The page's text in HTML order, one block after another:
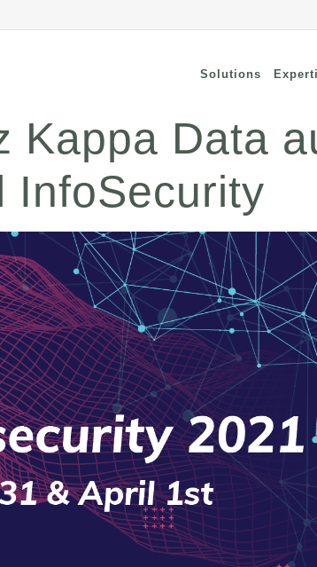
Solutions
Connectivité à distance
sécurisée
Sécurité des terminaux
Sécurité du cloud
Sécurité réseau
Kappa Data
InfoSecurity